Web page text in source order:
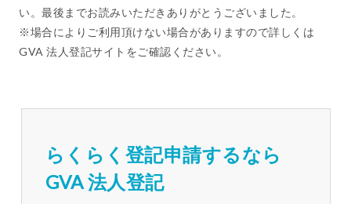
い。最後までお読みいただきありがとうございました。
※場合によりご利用頂けない場合がありますので詳しくは
GVA 法人登記サイトをご確認ください。
らくらく登記申請するなら
GVA 法人登記